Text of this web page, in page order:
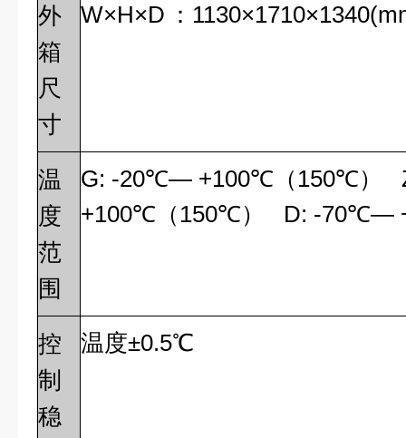
外
箱
尺
寸
W×H×D ：
温
度
范
围
G: -20℃— +100℃（150℃）
+100℃ （150℃） D: -70℃—
控
制
稳
温度±0.5℃